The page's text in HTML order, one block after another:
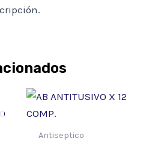
Antiseptico